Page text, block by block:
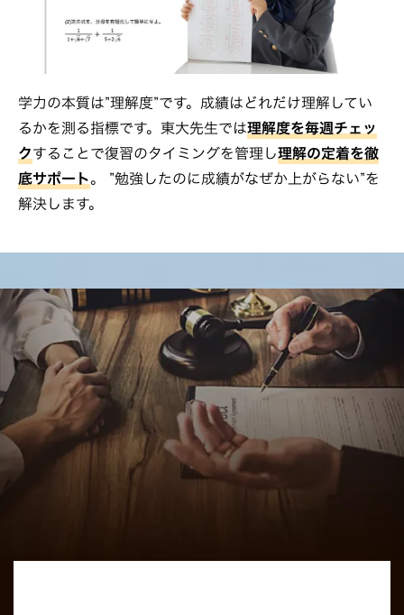
学力の本質は”理解度”です。成績はどれだけ理解してい
るかを測る指標です。東大先生では理解度を毎週チェッ
クすることで復習のタイミングを管理し理解の定着を徹
底サポート。 ”勉強したのに成績がなぜか上がらない”を
解決します。